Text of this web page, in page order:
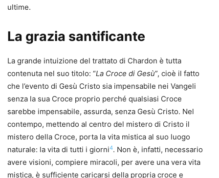
ultime.
La grazia santificante
La grande intuizione del trattato di Chardon è tutta
contenuta nel suo titolo: “La Croce di Gesù”, cioè il fatto
che l’evento di Gesù Cristo sia impensabile nei Vangeli
senza la sua Croce proprio perché qualsiasi Croce
sarebbe impensabile, assurda, senza Gesù Cristo. Nel
contempo, mettendo al centro del mistero di Cristo il
mistero della Croce, porta la vita mistica al suo luogo
naturale: la vita di tutti i giorni4. Non è, infatti, necessario
avere visioni, compiere miracoli, per avere una vera vita
mistica, è sufficiente caricarsi della propria croce e